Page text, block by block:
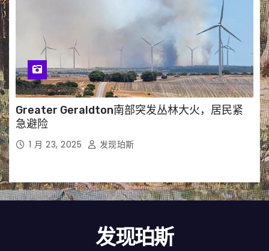
Greater Geraldton南部突发丛林大火，居民紧
急避险
1 月 23, 2025 发现珀斯
发现珀斯